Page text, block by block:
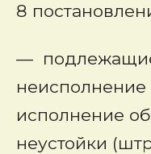
8
—
исполнение
неустойки